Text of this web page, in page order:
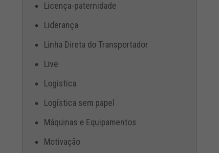
Licença-paternidade
Liderança
Linha Direta do Transportador
Live
Logística
Logística sem papel
Máquinas e Equipamentos
Motivação